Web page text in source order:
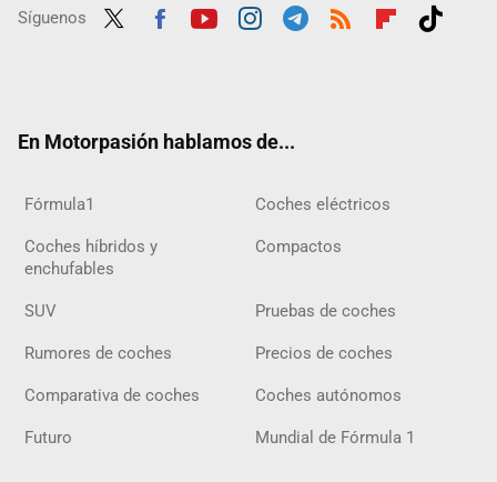
Síguenos
En Motorpasión hablamos de...
Fórmula1 Coches eléctricos
Coches híbridos y
enchufables
Compactos
SUV Pruebas de coches
Rumores de coches Precios de coches
Comparativa de coches Coches autónomos
Futuro Mundial de Fórmula 1